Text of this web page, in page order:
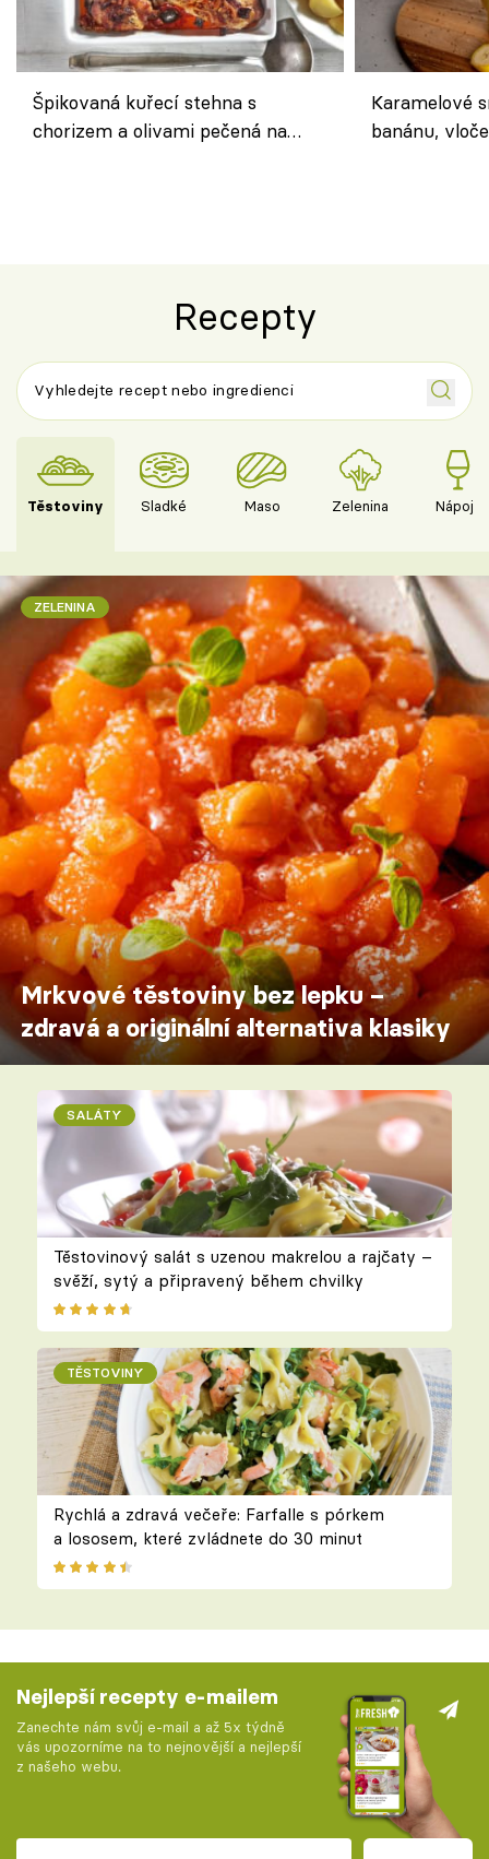
Špikovaná kuřecí stehna s
chorizem a olivami pečená na
Karamelové
banánu,
Recepty
Těstoviny Sladké Maso Zelenina Nápoje
ZELENINA
Mrkvové těstoviny bez lepku –
zdravá a originální alternativa klasiky
SALÁTY
Těstovinový salát s uzenou makrelou a rajčaty –
svěží, sytý a připravený během chvilky
TĚSTOVINY
Rychlá a zdravá večeře: Farfalle s pórkem
a lososem, které zvládnete do 30 minut
Nejlepší recepty e-mailem
Zanechte nám svůj e-mail a až 5x týdně
vás upozorníme na to nejnovější a nejlepší
z našeho webu.